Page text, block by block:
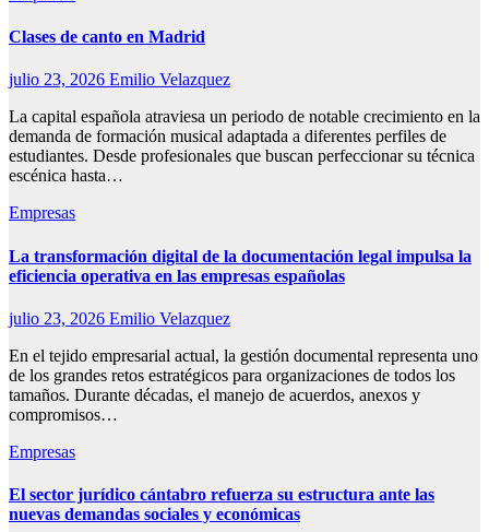
Clases de canto en Madrid
julio 23, 2026 Emilio Velazquez
La capital española atraviesa un periodo de notable crecimiento en la
demanda de formación musical adaptada a diferentes perfiles de
estudiantes. Desde profesionales que buscan perfeccionar su técnica
escénica hasta…
Empresas
La transformación digital de la documentación legal impulsa la
eficiencia operativa en las empresas españolas
julio 23, 2026 Emilio Velazquez
En el tejido empresarial actual, la gestión documental representa uno
de los grandes retos estratégicos para organizaciones de todos los
tamaños. Durante décadas, el manejo de acuerdos, anexos y
compromisos…
Empresas
El sector jurídico cántabro refuerza su estructura ante las
nuevas demandas sociales y económicas